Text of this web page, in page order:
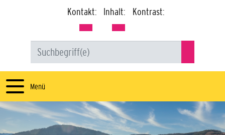
Kontakt: Inhalt: Kontrast:
Menü